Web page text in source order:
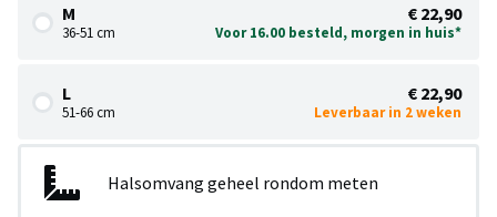
M
36-51 cm
€ 22,90
Voor 16.00 besteld, morgen in huis*
L
51-66 cm
€ 22,90
Leverbaar in 2 weken
Halsomvang geheel rondom meten